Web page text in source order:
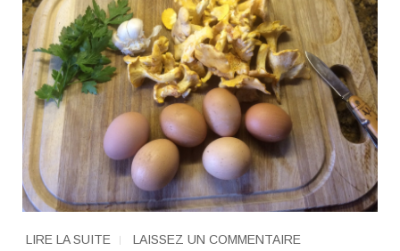
LIRE LA SUITE LAISSEZ UN COMMENTAIRE